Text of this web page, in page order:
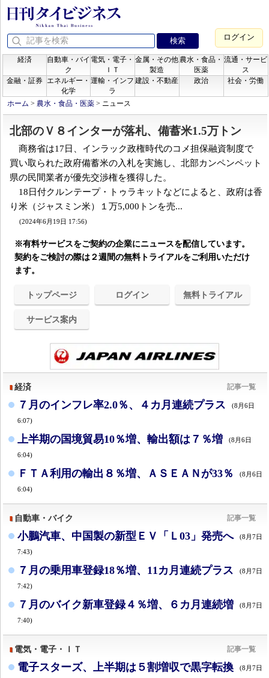
ログイン
経済
自動車・バイ
ク
電気・電子・
ＩＴ
金属・その他
製造
農水・食品・
医薬
流通・サービ
ス
金融・証券
エネルギー・
化学
運輸・インフ
ラ
建設・不動産 政治 社会・労働
ホーム > 農水・食品・医薬 > ニュース
北部のＶ８インターが落札、備蓄米1.5万トン
商務省は17日、インラック政権時代のコメ担保融資制度で
買い取られた政府備蓄米の入札を実施し、北部カンペンペット
県の民間業者が優先交渉権を獲得した。
18日付クルンテープ・トゥラキットなどによると、政府は香
り米（ジャスミン米）１万5,000トンを売...
(2024年6月19日 17:56)
※有料サービスをご契約の企業にニュースを配信しています。
契約をご検討の際は２週間の無料トライアルをご利用いただけ
ます。
トップページ ログイン 無料トライアル
サービス案内
経済 記事一覧
７月のインフレ率2.0％、４カ月連続プラス (8月6日
6:07)
上半期の国境貿易10％増、輸出額は７％増 (8月6日
6:04)
ＦＴＡ利用の輸出８％増、ＡＳＥＡＮが33％ (8月6日
6:04)
自動車・バイク 記事一覧
小鵬汽車、中国製の新型ＥＶ「Ｌ03」発売へ (8月7日
7:43)
７月の乗用車登録18％増、11カ月連続プラス (8月7日
7:42)
７月のバイク新車登録４％増、６カ月連続増 (8月7日
7:40)
電気・電子・ＩＴ 記事一覧
電子スターズ、上半期は５割増収で黒字転換 (8月7日